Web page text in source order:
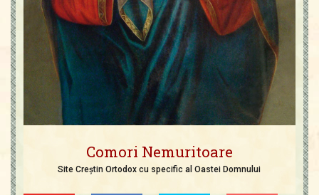
Comori Nemuritoare
Site Creștin Ortodox cu specific al Oastei Domnului